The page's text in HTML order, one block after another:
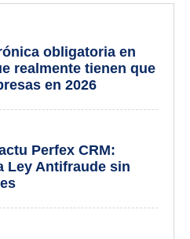
obligatoria en
realmente tienen que
en 2026
Perfex CRM:
Ley Antifraude sin